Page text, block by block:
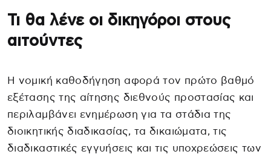
Τι θα λένε οι δικηγόροι στους
αιτούντες
Η νομική καθοδήγηση αφορά τον πρώτο βαθμό
εξέτασης της αίτησης διεθνούς προστασίας και
περιλαμβάνει ενημέρωση για τα στάδια της
διοικητικής διαδικασίας, τα δικαιώματα, τις
διαδικαστικές εγγυήσεις και τις υποχρεώσεις των